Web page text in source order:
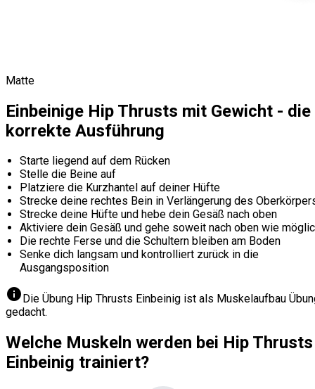
Matte
Einbeinige Hip Thrusts mit Gewicht - die
korrekte Ausführung
Starte liegend auf dem Rücken
Stelle die Beine auf
Platziere die Kurzhantel auf deiner Hüfte
Strecke deine rechtes Bein in Verlängerung des
Strecke deine Hüfte und hebe dein Gesäß nach oben
Aktiviere dein Gesäß und gehe soweit nach oben wie
Die rechte Ferse und die Schultern bleiben am Boden
Senke dich langsam und kontrolliert zurück in die
Ausgangsposition
info Die Übung Hip Thrusts Einbeinig ist als Muskelaufbau
gedacht.
Welche Muskeln werden bei Hip Thrusts
Einbeinig trainiert?